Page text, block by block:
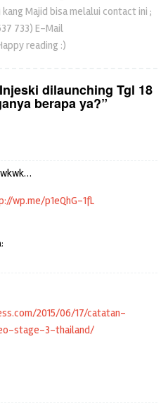
Majid bisa melalui contact ini ;
733) E-Mail
reading :)
dilaunching Tgl 18
berapa ya?”
wp.me/p1eQhG-1fL
2015/06/17/catatan-
stage-3-thailand/